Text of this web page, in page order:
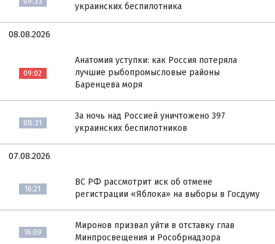
украинских беспилотника
08.08.2026
09:02
Анатомия уступки: как Россия потеряла
лучшие рыбопромысловые районы
Баренцева моря
08:31
За ночь над Россией уничтожено 397
украинских беспилотников
07.08.2026
16:21
ВС РФ рассмотрит иск об отмене
регистрации «Яблока» на выборы в Госдуму
16:09
Миронов призвал уйти в отставку глав
Минпросвещения и Рособрнадзора